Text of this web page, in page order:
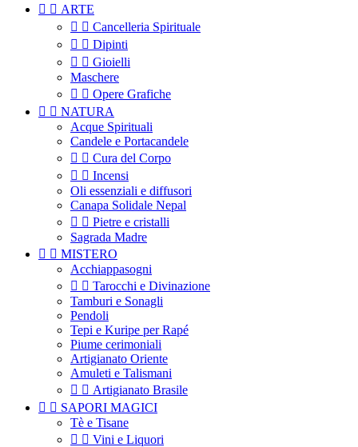
  ARTE
  Cancelleria Spirituale
  Dipinti
  Gioielli
Maschere
  Opere Grafiche
  NATURA
Acque Spirituali
Candele e Portacandele
  Cura del Corpo
  Incensi
Oli essenziali e diffusori
Canapa Solidale Nepal
  Pietre e cristalli
Sagrada Madre
  MISTERO
Acchiappasogni
  Tarocchi e Divinazione
Tamburi e Sonagli
Pendoli
Tepi e Kuripe per Rapé
Piume cerimoniali
Artigianato Oriente
Amuleti e Talismani
  Artigianato Brasile
  SAPORI MAGICI
Tè e Tisane
  Vini e Liquori